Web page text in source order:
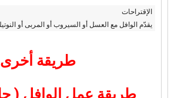
الإقتراحات
يقدّم الوافل مع العسل أو السيروب أو المربى أو
طريقة أخرى
طريقة عمل الوافل (